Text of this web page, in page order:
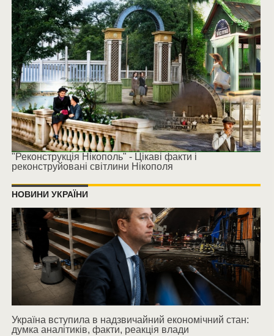
"Реконструкція Нікополь" - Цікаві факти і
реконструйовані світлини Нікополя
НОВИНИ УКРАЇНИ
Україна вступила в надзвичайний економічний стан:
думка аналітиків, факти, реакція влади